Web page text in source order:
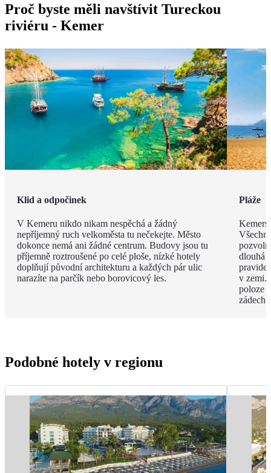
Proč byste měli navštívit Tureckou
riviéru - Kemer
Klid a odpočinek
V Kemeru nikdo nikam nespěchá a žádný
nepříjemný ruch velkoměsta tu nečekejte. Město
dokonce nemá ani žádné centrum. Budovy jsou tu
příjemně roztroušené po celé ploše, nízké hotely
doplňují původní architekturu a každých pár ulic
narazíte na parčík nebo borovicový les.
Pláže
dlouhá
v zemi.
poloze
zádech.
Podobné hotely v regionu